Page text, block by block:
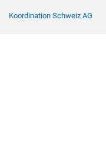
Koordination Schweiz AG